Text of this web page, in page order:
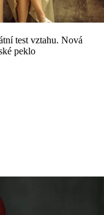
test vztahu. Nová
peklo